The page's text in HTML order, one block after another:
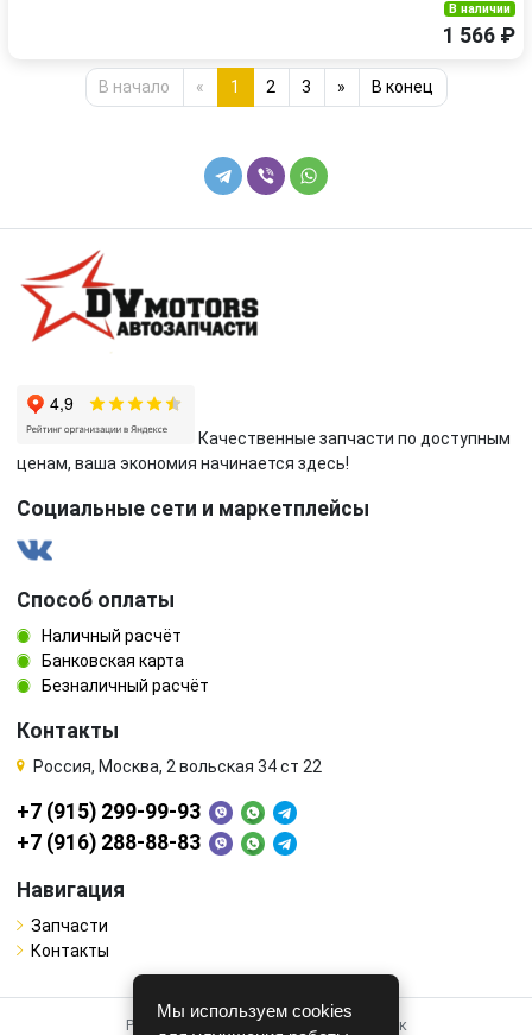
В наличии
1 566 ₽
В начало « 1 2 3 » В конец
Качественные запчасти по доступным
ценам, ваша экономия начинается здесь!
Социальные сети и маркетплейсы
Способ оплаты
Наличный расчёт
Банковская карта
Безналичный расчёт
Контакты
Россия, Москва, 2 вольская 34 ст 22
+7 (915) 299-99-93
+7 (916) 288-88-83
Навигация
Запчасти
Контакты
Работает на системе для авторазборок
Мы используем cookies